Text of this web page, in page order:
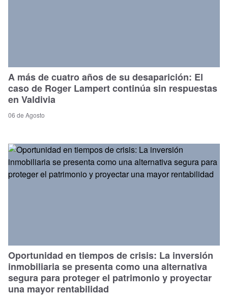
A más de cuatro años de su desaparición: El
caso de Roger Lampert continúa sin respuestas
en Valdivia
06 de Agosto
Oportunidad en tiempos de crisis: La inversión
inmobiliaria se presenta como una alternativa
segura para proteger el patrimonio y proyectar
una mayor rentabilidad